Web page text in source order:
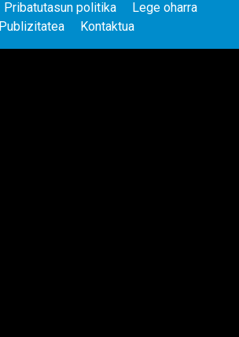
Pribatutasun politika
Lege oharra
Publizitatea
Kontaktua